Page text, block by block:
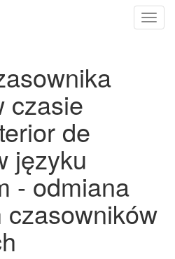
czasie
de
języku
- odmiana
czasowników